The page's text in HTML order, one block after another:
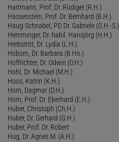
Hartmann, Prof. Dr. Rüdiger (R.H.)
Hassenstein, Prof. Dr. Bernhard (B.H.)
Haug-Schnabel, PD Dr. Gabriele (G.H.-S.)
Hemminger, Dr. habil. Hansjörg (H.H.)
Herbstritt, Dr. Lydia (L.H.)
Hobom, Dr. Barbara (B.Ho.)
Hoffrichter, Dr. Odwin (O.H.)
Hohl, Dr. Michael (M.H.)
Hoos, Katrin (K.H.)
Horn, Dagmar (D.H.)
Horn, Prof. Dr. Eberhard (E.H.)
Huber, Christoph (Ch.H.)
Huber, Dr. Gerhard (G.H.)
Huber, Prof. Dr. Robert
Hug, Dr. Agnes M. (A.H.)